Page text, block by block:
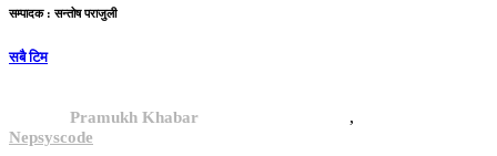
सम्पादक : सन्तोष पराजुली
सबै टिम
Pramukh Khabar, All rights reserved. ,
Nepsyscode